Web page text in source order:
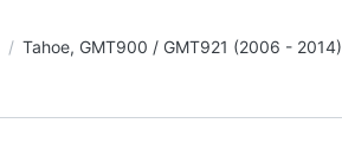
Tahoe, GMT900 / GMT921 (2006 - 2014)